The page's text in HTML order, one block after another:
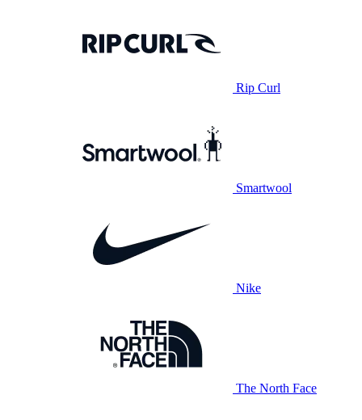
Rip Curl
Smartwool
Nike
The North Face